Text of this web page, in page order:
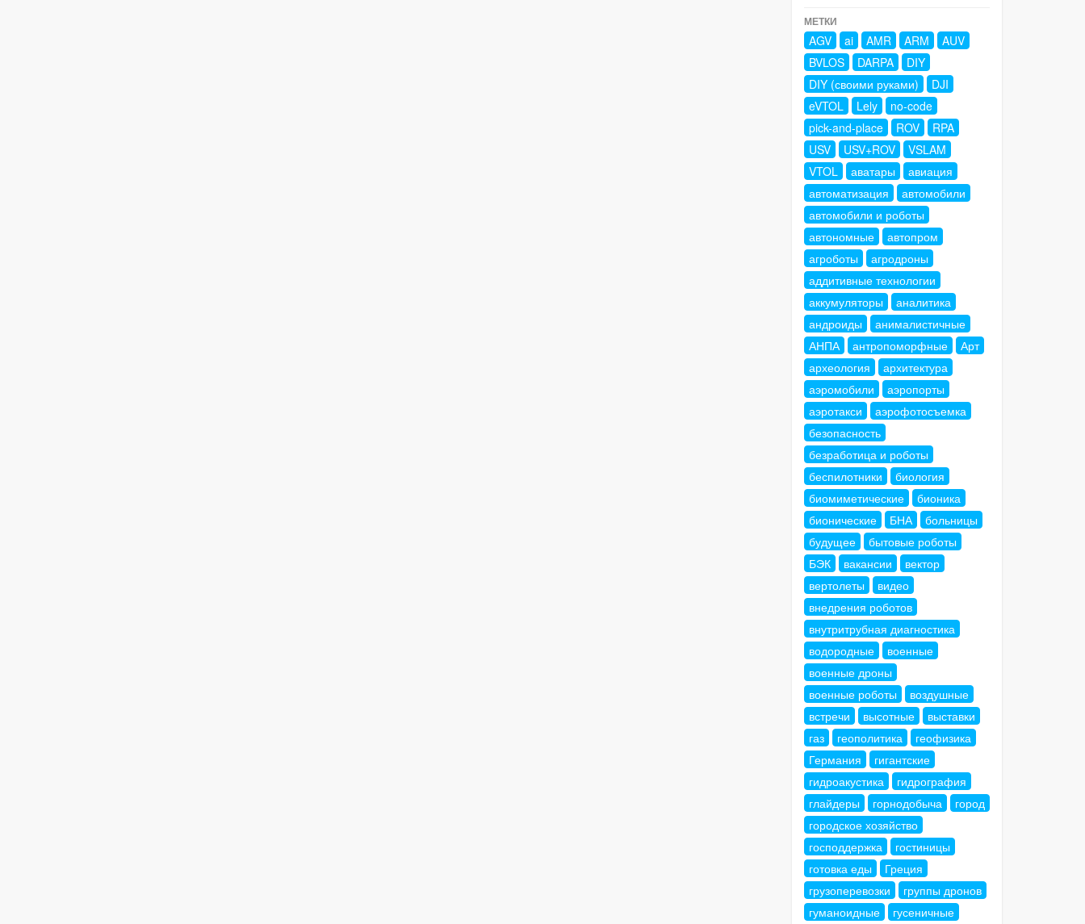
МЕТКИ
AGV ai AMR ARM
AUV
BVLOS
DARPA
DIY
DIY (своими руками)
DJI
eVTOL
Lely
no-code
pick-and-place
ROV
RPA
USV
USV+ROV
VSLAM
VTOL
аватары
авиация
автоматизация
автомобили
автомобили и роботы
автономные
автопром
агроботы
агродроны
аддитивные технологии
аккумуляторы
аналитика
андроиды
анималистичные
АНПА
антропоморфные
Арт
археология
архитектура
аэромобили
аэропорты
аэротакси
аэрофотосъемка
безопасность
безработица и роботы
беспилотники
биология
биомиметические
бионика
бионические
БНА
больницы
будущее
бытовые роботы
БЭК
вакансии
вектор
вертолеты
видео
внедрения роботов
внутритрубная диагностика
водородные
военные
военные дроны
военные роботы
воздушные
встречи
высотные
выставки
газ
геополитика
геофизика
Германия
гигантские
гидроакустика
гидрография
глайдеры
горнодобыча
город
городское хозяйство
господдержка
гостиницы
готовка еды
Греция
грузоперевозки
группы дронов
гуманоидные
гусеничные